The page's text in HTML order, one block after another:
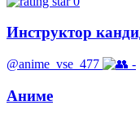
Инструктор
@anime_vse_477 -
Аниме